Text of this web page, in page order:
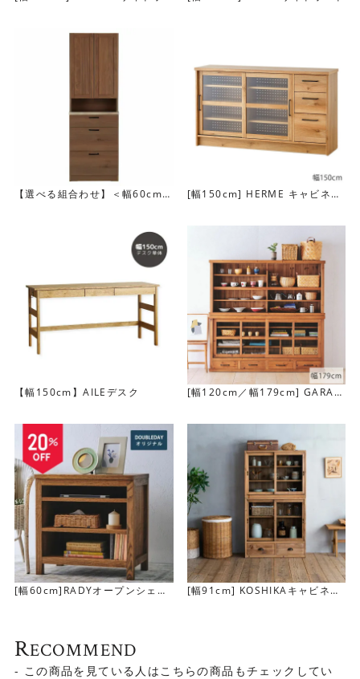
可動棚板が5枚ついており、約5cm間隔で調整可能。プレー
トやグラスはもちろん、棚板の間隔を調整すれば鍋類も収
最下段には引き出しを2杯設置しています。土鍋なども余裕
で入る大きさです。こまごましたモノもここに隠せます。
【選べる組合わせ】＜幅60cm＞
[幅150cm] HERME キャビネッ
【幅150cm】AILEデスク
[幅120cm／幅179cm] GARAK
[幅60cm]RADYオープンシェル
[幅91cm] KOSHIKAキャビネッ
RECOMMEND
- この商品を見ている人はこちらの商品もチェックしてい